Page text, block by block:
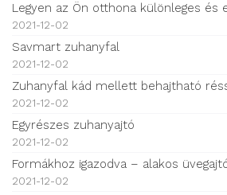
Legyen az Ön otthona különleges és
2021-12-02
Savmart zuhanyfal
2021-12-02
Zuhanyfal kád mellett behajtható
2021-12-02
Egyrészes zuhanyajtó
2021-12-02
Formákhoz igazodva – alakos
2021-12-02